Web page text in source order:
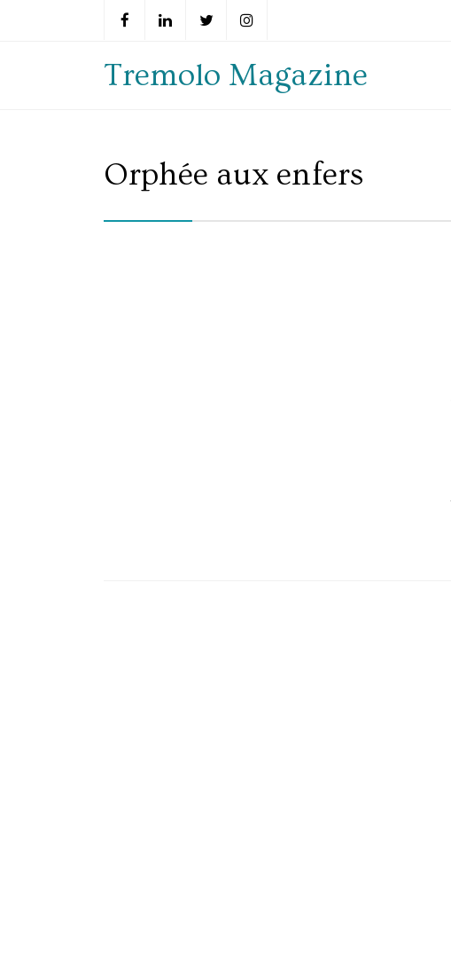
Tremolo Magazine
Orphée aux enfers